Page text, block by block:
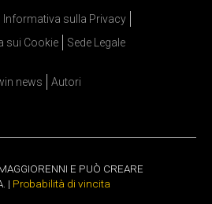
Informativa sulla Privacy
sui Cookie
Sede Legale
news Autori
E PUÒ CREARE
| Probabilità di vincita